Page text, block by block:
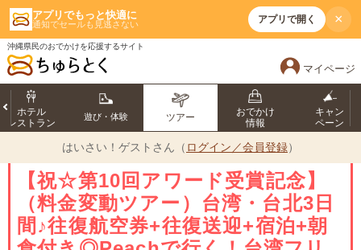
アプリでもっと快適に
通知でセールも見逃さない アプリで開く ×
沖縄県民のおでかけを応援するサイト
マイページ
ホテル
レストラン
遊び・体験 ツアー
おでかけ
情報
キャン
ペーン
はいさい！ ゲストさん（ ログイン／会員登録）
【祝☆第10回アワード受賞記念】
（料金変動ツアー）台湾・台北3日
間♪往復航空券+往復送迎+宿泊+朝